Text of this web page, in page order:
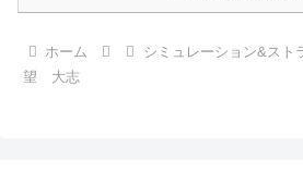
ホーム シミュレーション&スト
望 大志